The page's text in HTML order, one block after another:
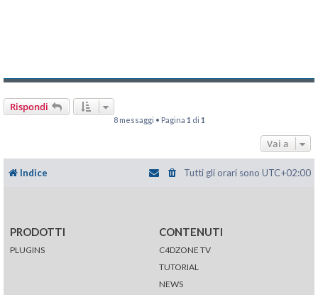
Rispondi
8 messaggi • Pagina 1 di 1
Vai a
Indice Tutti gli orari sono UTC+02:00
PRODOTTI
PLUGINS
CONTENUTI
C4DZONE TV
TUTORIAL
NEWS